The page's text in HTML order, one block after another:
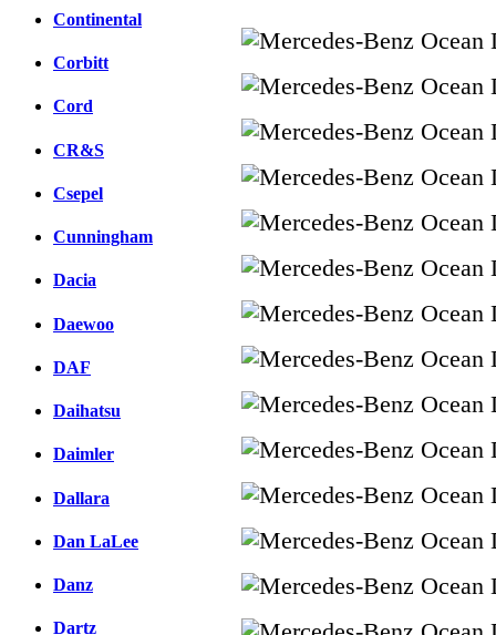
Continental
Corbitt
Cord
CR&S
Csepel
Cunningham
Dacia
Daewoo
DAF
Daihatsu
Daimler
Dallara
Dan LaLee
Danz
Dartz